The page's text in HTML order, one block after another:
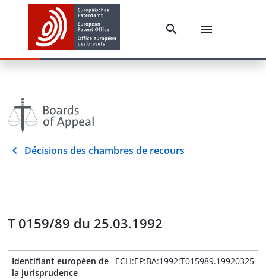
Décisions des chambres de recours
T 0159/89 du 25.03.1992
Identifiant européen de
la jurisprudence
ECLI:EP:BA:1992:T015989.19920325